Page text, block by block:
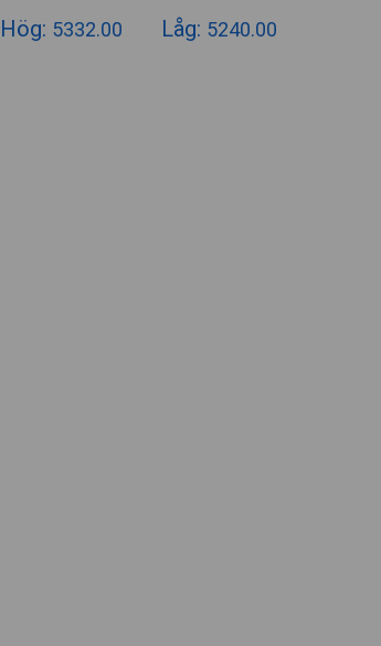
Hög: 5332.00 Låg: 5240.00